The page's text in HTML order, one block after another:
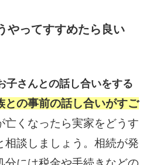
やってすすめたら良い
さんとの話し合いをする
との事前の話し合いがすご
亡くなったら実家をどうす
相談しましょう。相続が発